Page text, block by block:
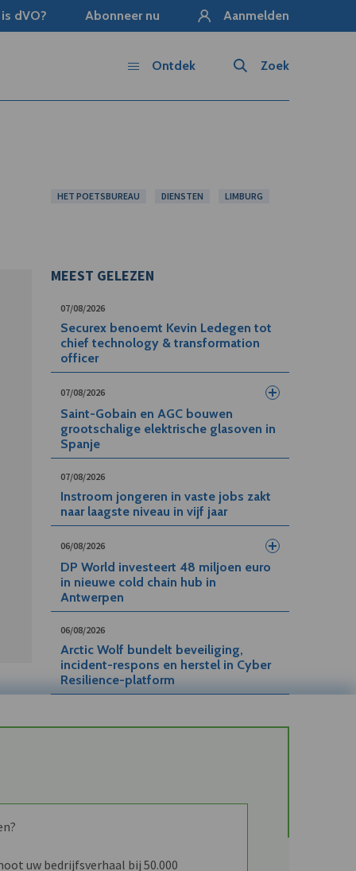
dVO? Abonneer nu Aanmelden
Zoek
Ontdek
HET POETSBUREAU DIENSTEN LIMBURG
MEEST GELEZEN
07/08/2026
Securex benoemt Kevin Ledegen tot
chief technology & transformation
officer
07/08/2026
Saint-Gobain en AGC bouwen
grootschalige elektrische glasoven in
Spanje
07/08/2026
Instroom jongeren in vaste jobs zakt
naar laagste niveau in vijf jaar
06/08/2026
DP World investeert 48 miljoen euro
in nieuwe cold chain hub in
Antwerpen
06/08/2026
Arctic Wolf bundelt beveiliging,
incident-respons en herstel in Cyber
Resilience-platform
uw bedrijfsverhaal bij 50.000